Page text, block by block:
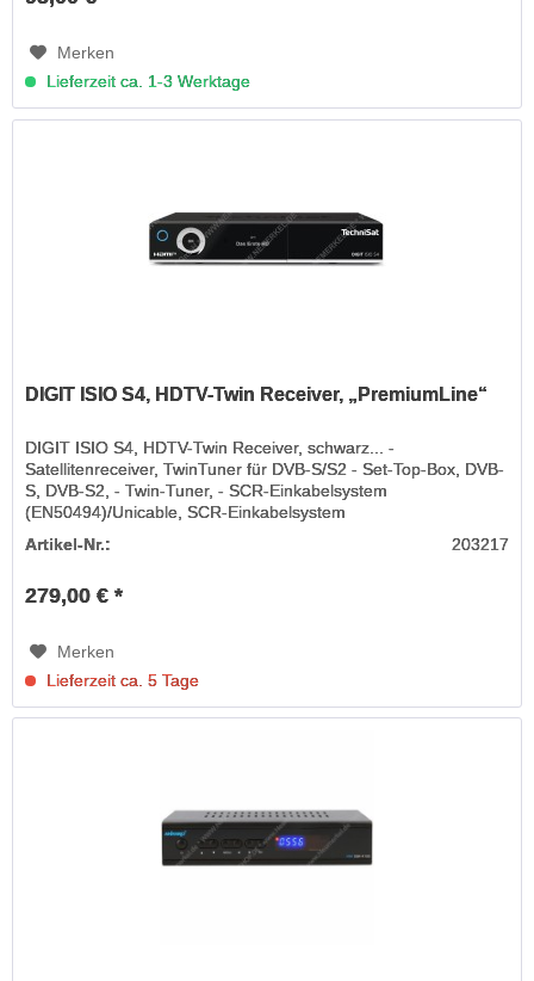
Merken
Lieferzeit ca. 1-3 Werktage
DIGIT ISIO S4, HDTV-Twin Receiver, „PremiumLine“
DIGIT ISIO S4, HDTV-Twin Receiver, schwarz... -
Satellitenreceiver, TwinTuner für DVB-S/S2 - Set-Top-Box, DVB-
S, DVB-S2, - Twin-Tuner, - SCR-Einkabelsystem
(EN50494)/Unicable, SCR-Einkabelsystem
Artikel-Nr.: 203217
279,00 € *
Merken
Lieferzeit ca. 5 Tage